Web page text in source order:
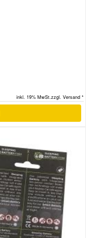
inkl. 19% MwSt.zzgl. Versand *